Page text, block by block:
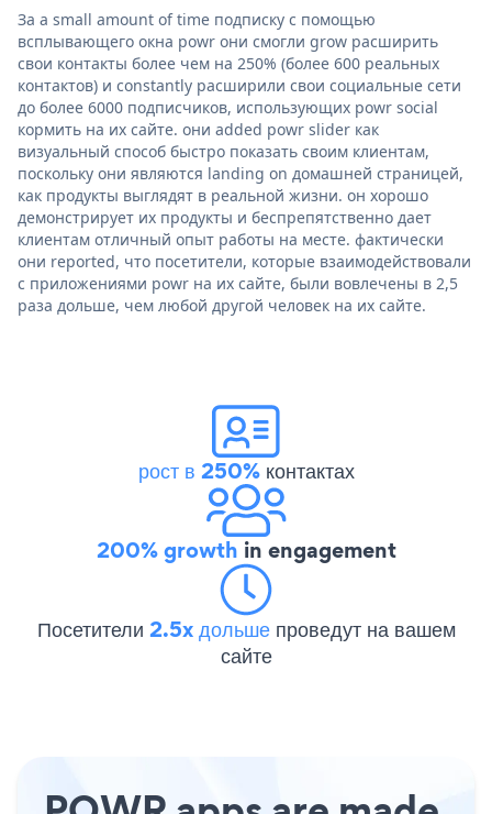
За a small amount of time подписку с помощью
всплывающего окна powr они смогли grow расширить
свои контакты более чем на 250% (более 600 реальных
контактов) и constantly расширили свои социальные сети
до более 6000 подписчиков, использующих powr social
кормить на их сайте. они added powr slider как
визуальный способ быстро показать своим клиентам,
поскольку они являются landing on домашней страницей,
как продукты выглядят в реальной жизни. он хорошо
демонстрирует их продукты и беспрепятственно дает
клиентам отличный опыт работы на месте. фактически
они reported, что посетители, которые взаимодействовали
с приложениями powr на их сайте, были вовлечены в 2,5
раза дольше, чем любой другой человек на их сайте.
рост в 250%контактах
200% growth in engagement
Посетители 2.5x дольше проведут на вашем
сайте